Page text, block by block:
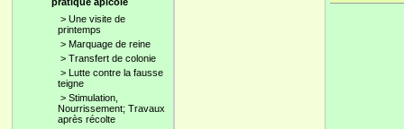
> Une visite de
printemps
> Marquage de reine
> Transfert de colonie
> Lutte contre la fausse
teigne
> Stimulation,
Nourrissement; Travaux
après récolte